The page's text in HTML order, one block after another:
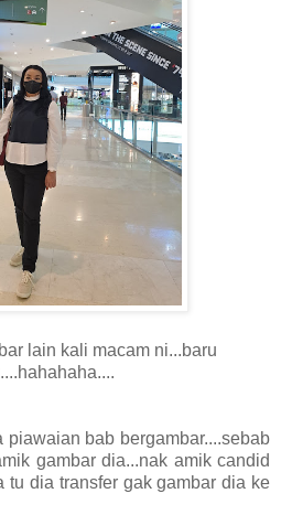
lain kali macam ni...baru
piawaian bab bergambar....sebab
gambar dia...nak amik candid
tu dia transfer gak gambar dia ke